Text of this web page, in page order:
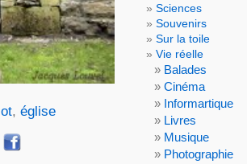
lot, église
Sciences
Souvenirs
Sur la toile
Vie réelle
Balades
Cinéma
Informartique
Livres
Musique
Photographie